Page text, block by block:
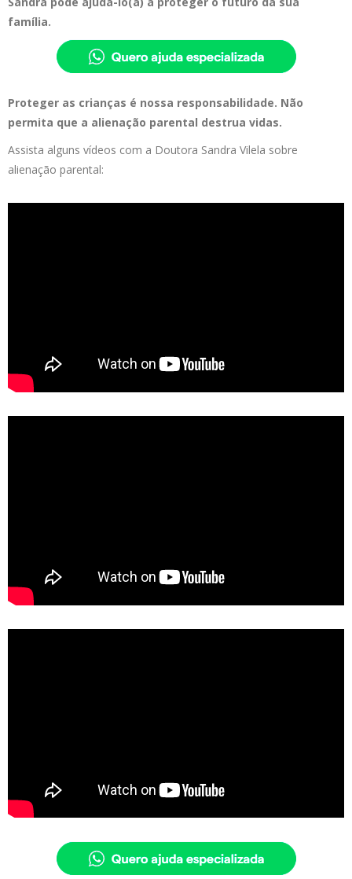
família.
Proteger as crianças é nossa responsabilidade. Não
permita que a alienação parental destrua vidas.
Assista alguns vídeos com a Doutora Sandra Vilela sobre
alienação parental: